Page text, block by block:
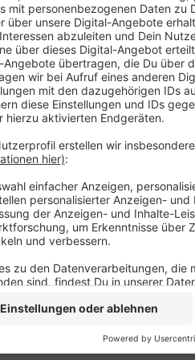
Anzeige
Der Stadt sind
Entwicklungen und
nachvollzogen
Stadt. Fest steht:
auch Apotheken
dürfen Bürger
Eine Liste aller